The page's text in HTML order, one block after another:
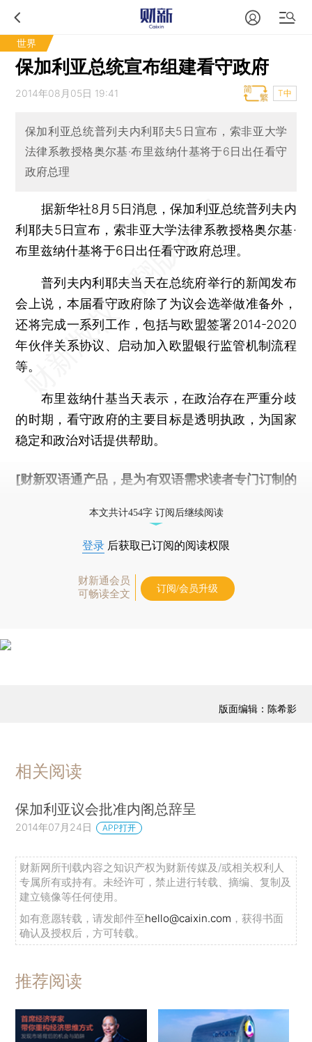
世界
保加利亚总统宣布组建看守政府
2014年08月05日 19:41 T中
保加利亚总统普列夫内利耶夫5日宣布，索非亚大学
法律系教授格奥尔基·布里兹纳什基将于6日出任看守
政府总理
据新华社8月5日消息，保加利亚总统普列夫内
利耶夫5日宣布，索非亚大学法律系教授格奥尔基·
布里兹纳什基将于6日出任看守政府总理。
普列夫内利耶夫当天在总统府举行的新闻发布
会上说，本届看守政府除了为议会选举做准备外，
还将完成一系列工作，包括与欧盟签署2014-2020
年伙伴关系协议、启动加入欧盟银行监管机制流程
等。
布里兹纳什基当天表示，在政治存在严重分歧
的时期，看守政府的主要目标是透明执政，为国家
稳定和政治对话提供帮助。
[财新双语通产品，是为有双语需求读者专门订制的
本文共计454字 订阅后继续阅读
登录 后获取已订阅的阅读权限
财新通会员
可畅读全文
订阅/会员升级
版面编辑：陈希影
相关阅读
保加利亚议会批准内阁总辞呈
2014年07月24日 APP打开
财新网所刊载内容之知识产权为财新传媒及/或相关权利人
专属所有或持有。未经许可，禁止进行转载、摘编、复制及
建立镜像等任何使用。
如有意愿转载，请发邮件至hello@caixin.com ，获得书面
确认及授权后，方可转载。
推荐阅读